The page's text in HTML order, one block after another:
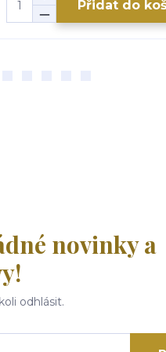
Přidat do
novinky a
odhlásit.